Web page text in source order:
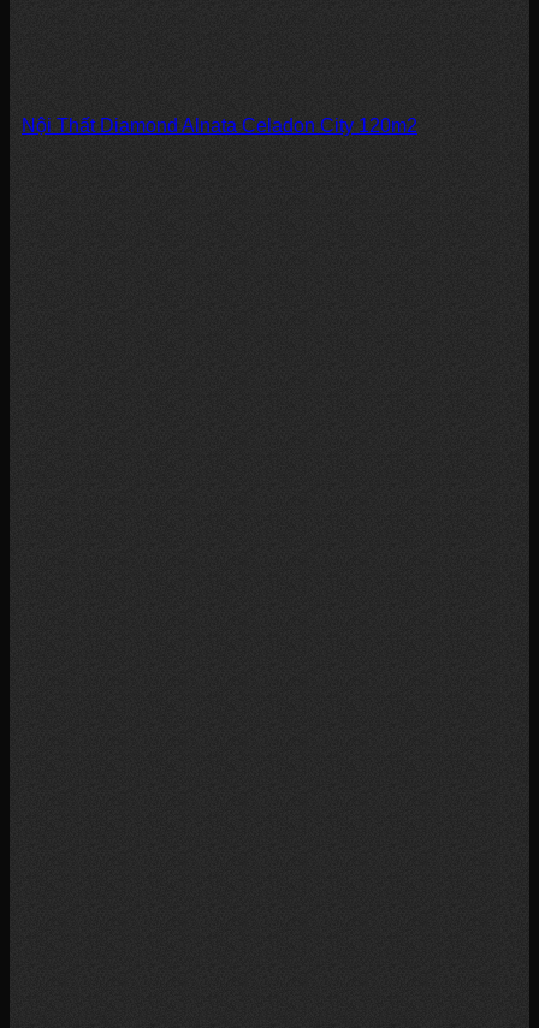
Nội Thất Diamond Alnata Celadon City 120m2